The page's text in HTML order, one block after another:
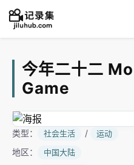
今年二十二
Game
类型： 社会生活 / 运动
地区： 中国大陆